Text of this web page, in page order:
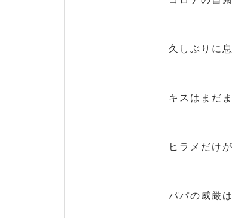
久しぶりに
キスはまだ
ヒラメだけ
パパの威厳